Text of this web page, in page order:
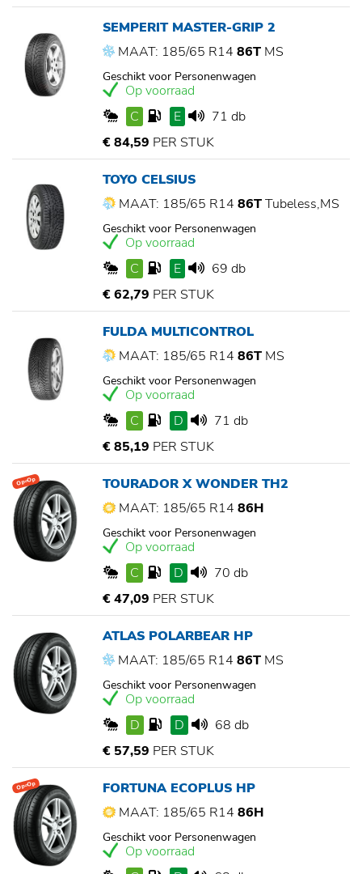
SEMPERIT MASTER-GRIP 2
MAAT: 185/65 R14 86T MS
Geschikt voor Personenwagen
Op voorraad
C
E
71 db
€ 84,59 PER STUK
TOYO CELSIUS
MAAT: 185/65 R14 86TTubeless,MS
Geschikt voor Personenwagen
Op voorraad
C
E
69 db
€ 62,79 PER STUK
FULDA MULTICONTROL
MAAT: 185/65 R14 86T MS
Geschikt voor Personenwagen
Op voorraad
C
D
71 db
€ 85,19 PER STUK
Op=Op
TOURADOR X WONDER TH2
MAAT: 185/65 R14 86H
Geschikt voor Personenwagen
Op voorraad
C
D
70 db
€ 47,09 PER STUK
ATLAS POLARBEAR HP
MAAT: 185/65 R14 86T MS
Geschikt voor Personenwagen
Op voorraad
D
D
68 db
€ 57,59 PER STUK
Op=Op
FORTUNA ECOPLUS HP
MAAT: 185/65 R14 86H
Geschikt voor Personenwagen
Op voorraad